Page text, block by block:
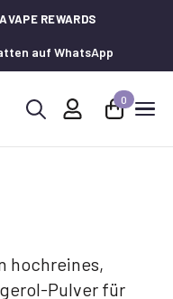
REWARDS
auf WhatsApp
0
hochreines,
Pulver für